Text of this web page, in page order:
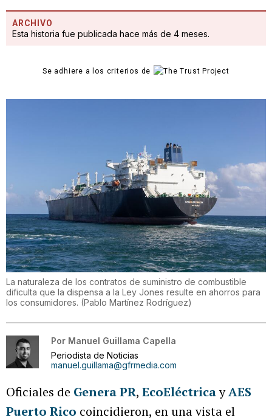
ARCHIVO
Esta historia fue publicada hace más de 4 meses.
Se adhiere a los criterios de
La naturaleza de los contratos de suministro de combustible
dificulta que la dispensa a la Ley Jones resulte en ahorros para
los consumidores. (Pablo Martínez Rodríguez)
Por Manuel Guillama Capella
Periodista de Noticias
manuel.guillama@gfrmedia.com
Oficiales de Genera PR, EcoEléctricayAES
Puerto Rico coincidieron, en una vista el